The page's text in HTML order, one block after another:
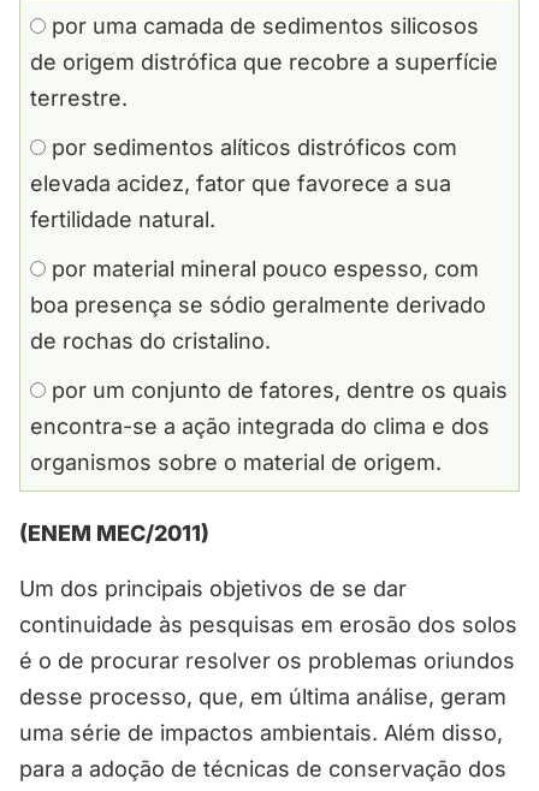
por uma camada de sedimentos silicosos
de origem distrófica que recobre a superfície
terrestre.
por sedimentos alíticos distróficos com
elevada acidez, fator que favorece a sua
fertilidade natural.
por material mineral pouco espesso, com
boa presença se sódio geralmente derivado
de rochas do cristalino.
por um conjunto de fatores, dentre os quais
encontra-se a ação integrada do clima e dos
organismos sobre o material de origem.
(ENEM MEC/2011)
Um dos principais objetivos de se dar
continuidade às pesquisas em erosão dos solos
é o de procurar resolver os problemas oriundos
desse processo, que, em última análise, geram
uma série de impactos ambientais. Além disso,
para a adoção de técnicas de conservação dos